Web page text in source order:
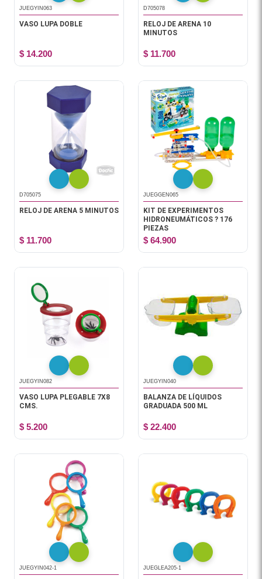
JUEGYIN063
VASO LUPA DOBLE
$ 14.200
D705078
RELOJ DE ARENA 10
MINUTOS
$ 11.700
D705075
RELOJ DE ARENA 5 MINUTOS
$ 11.700
JUEGGEN065
KIT DE EXPERIMENTOS
HIDRONEUMÁTICOS ? 176
PIEZAS
$ 64.900
JUEGYIN082
VASO LUPA PLEGABLE 7X8
CMS.
$ 5.200
JUEGYIN040
BALANZA DE LÍQUIDOS
GRADUADA 500 ML
$ 22.400
JUEGYIN042-1 JUEGLEA205-1